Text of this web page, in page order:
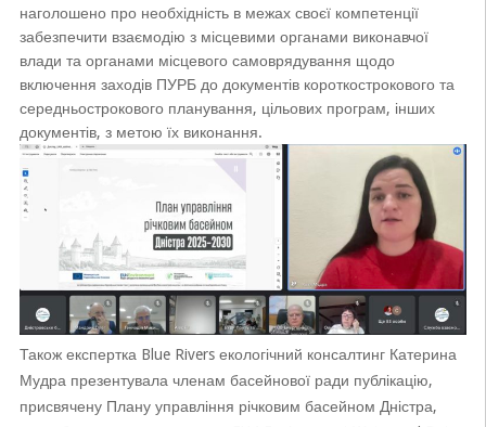
наголошено про необхідність в межах своєї компетенції
забезпечити взаємодію з місцевими органами виконавчої
влади та органами місцевого самоврядування щодо
включення заходів ПУРБ до документів короткострокового та
середньострокового планування, цільових програм, інших
документів, з метою їх виконання.
Також експертка Blue Rivers екологічний консалтинг Катерина
Мудра презентувала членам басейнової ради публікацію,
присвячену Плану управління річковим басейном Дністра,